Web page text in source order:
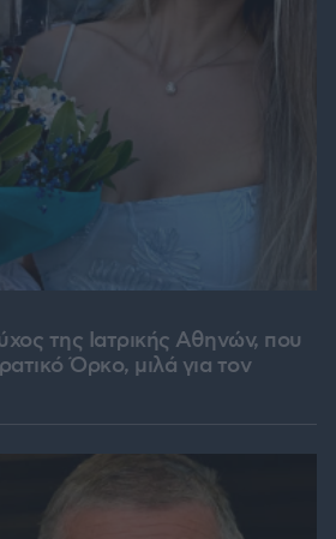
της Ιατρικής Αθηνών, που
Όρκο, μιλά για τον